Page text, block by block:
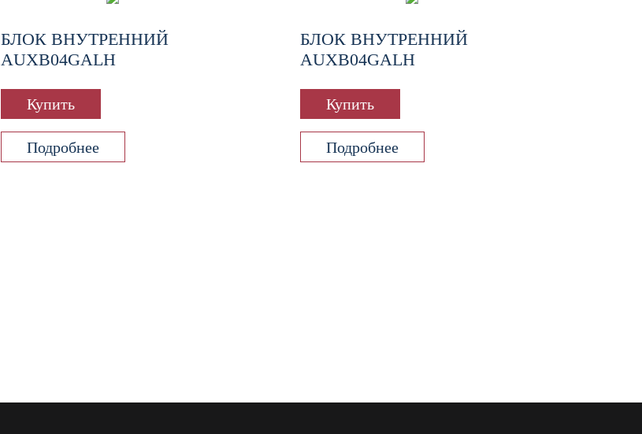
БЛОК ВНУТРЕННИЙ
AUXB04GALH
Купить
Подробнее
БЛОК ВНУТРЕННИЙ
AUXB04GALH
Купить
Подробнее